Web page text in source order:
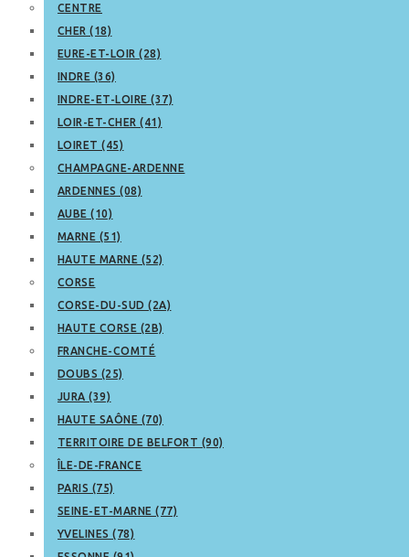
CENTRE
CHER (18)
EURE-ET-LOIR (28)
INDRE (36)
INDRE-ET-LOIRE (37)
LOIR-ET-CHER (41)
LOIRET (45)
CHAMPAGNE-ARDENNE
ARDENNES (08)
AUBE (10)
MARNE (51)
HAUTE MARNE (52)
CORSE
CORSE-DU-SUD (2A)
HAUTE CORSE (2B)
FRANCHE-COMTÉ
DOUBS (25)
JURA (39)
HAUTE SAÔNE (70)
TERRITOIRE DE BELFORT (90)
ÎLE-DE-FRANCE
PARIS (75)
SEINE-ET-MARNE (77)
YVELINES (78)